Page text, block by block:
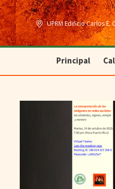
UPRM Edificio Carlos
Principal
Principal